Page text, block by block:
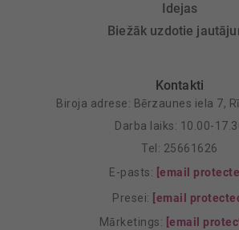
Idejas
Biežāk uzdotie
Kontakti
Biroja adrese: Bērzaunes iela 7,
Darba laiks: 10.00-
Tel: 25661626
E-pasts: [email
Presei: [email
Mārketings: [email